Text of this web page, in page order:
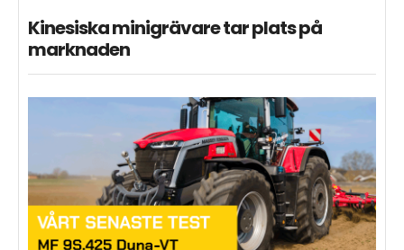
Kinesiska minigrävare tar plats på
marknaden